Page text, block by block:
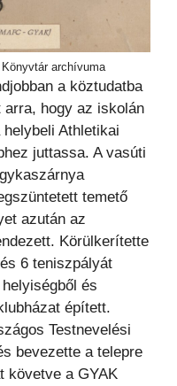
archívuma
a köztudatba
hogy az iskolán
Athletikai
juttassa. A vasúti
temető
azután az
Körülkerítette
6 teniszpályát
és
épített.
Testnevelési
bevezette a telepre
a GYAK